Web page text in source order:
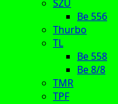
SZU
Be 556
Thurbo
TL
Be 558
Be 8/8
TMR
TPF